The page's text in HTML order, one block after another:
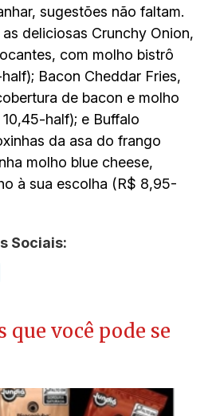
sugestões não faltam.
deliciosas Crunchy Onion,
com molho bistrô
Bacon Cheddar Fries,
de bacon e molho
half); e Buffalo
da asa do frango
molho blue cheese,
à sua escolha (R$ 8,95-
Sociais:
que você pode se